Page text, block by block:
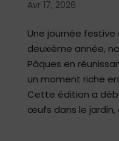
Avr 17, 2026
Une journée festive
deuxième année,
Pâques en
un moment riche
Cette édition a
œufs dans le jardin,